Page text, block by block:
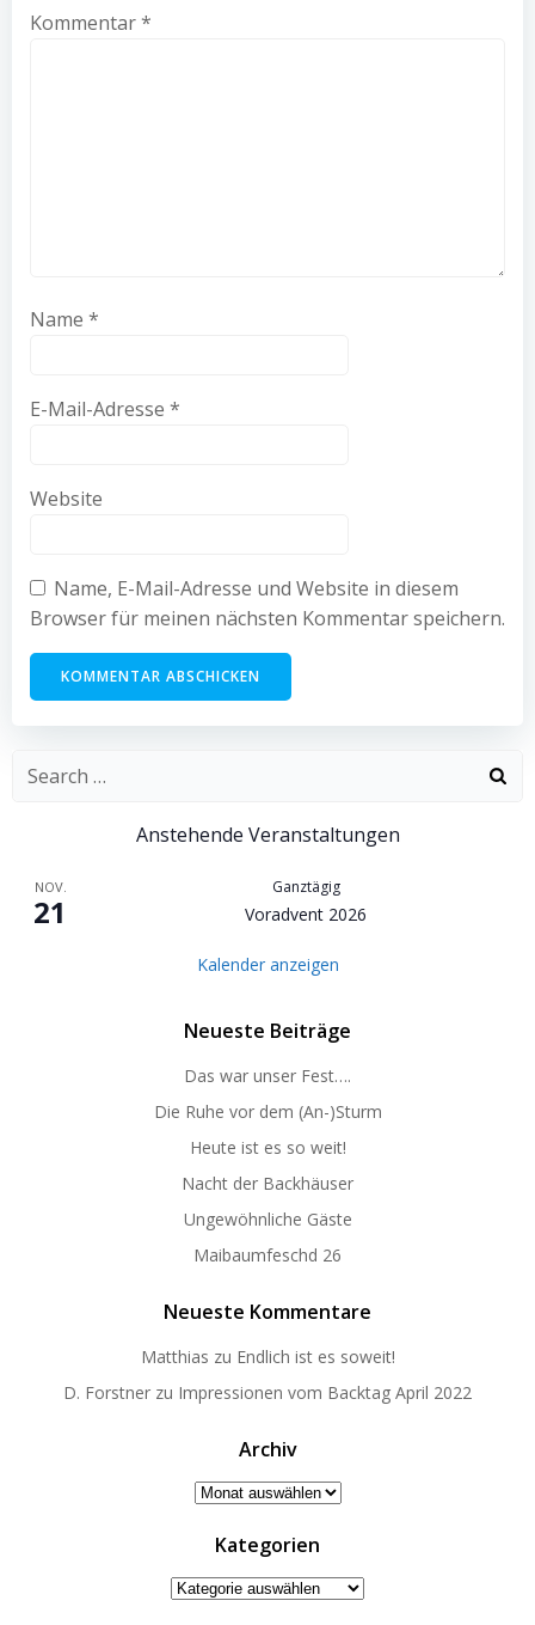
Kommentar*
Name *
E-Mail-Adresse *
Website
Name, E-Mail-Adresse und Website in diesem
Browser für meinen nächsten Kommentar speichern.
Search
Anstehende Veranstaltungen
NOV.
21
Ganztägig
Voradvent 2026
Kalender anzeigen
Neueste Beiträge
Das war unser Fest….
Die Ruhe vor dem (An-)Sturm
Heute ist es so weit!
Nacht der Backhäuser
Ungewöhnliche Gäste
Maibaumfeschd 26
Neueste Kommentare
Matthias zu Endlich ist es soweit!
D. Forstner zu Impressionen vom Backtag April 2022
Archiv
Archiv
Kategorien
Kategorien